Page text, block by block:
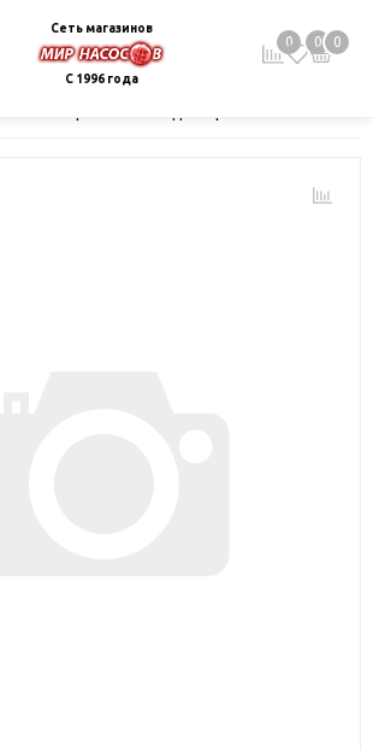
Сеть магазинов
С 1996 года
0 0 0